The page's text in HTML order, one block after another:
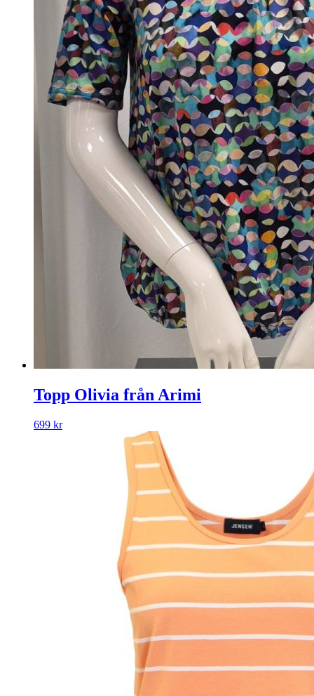
Topp Olivia från Arimi
699 kr